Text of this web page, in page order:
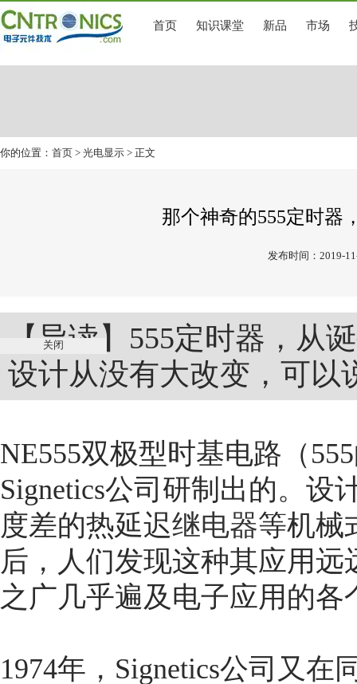
首页 知识课堂 新品 市场
你的位置： 首页 > 光电显示 > 正文
那个神奇的555定时器
发布时间：2019-
【导读】555定时器，从
设计从没有大改变，可以
NE555双极型时基电路（
Signetics公司研制出的。设
度差的热延迟继电器等机械
后，人们发现这种其应用
之广几乎遍及电子应用的各
1974年，Signetics公司又
关闭